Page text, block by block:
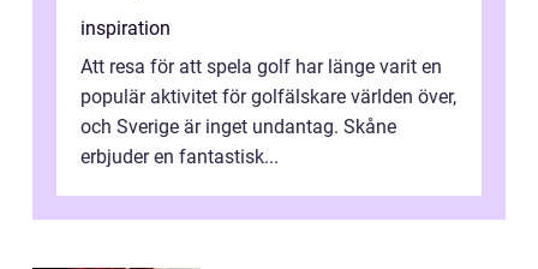
inspiration
Att resa för att spela golf har länge varit en
populär aktivitet för golfälskare världen över,
och Sverige är inget undantag. Skåne
erbjuder en fantastisk...